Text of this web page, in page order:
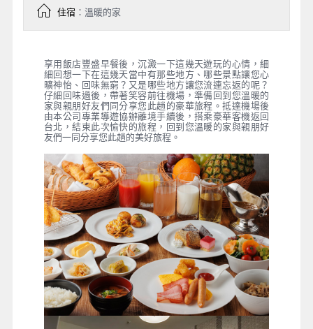
住宿：溫暖的家
享用飯店豐盛早餐後，沉澱一下這幾天遊玩的心情，細
細回想一下在這幾天當中有那些地方、哪些景點讓您心
曠神怡、回味無窮？又是哪些地方讓您流連忘返的呢？
仔細回味過後，帶著笑容前往機場，準備回到您溫暖的
家與親朋好友們同分享您此趟的豪華旅程。抵達機場後
由本公司專業導遊協辦離境手續後，搭乘豪華客機返回
台北，結束此次愉快的旅程，回到您溫暖的家與親朋好
友們一同分享您此趟的美好旅程。